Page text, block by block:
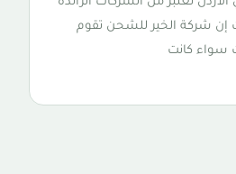
إن شركة الخير للشحن تقوم
سواء كانت